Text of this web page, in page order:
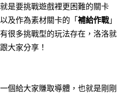
是要挑戰遊戲裡更困難的關卡
及作為素材關卡的「 補給作戰」
很多挑戰型的玩法存在， 洛洛就
大家分享！
個給大家賺取導體，也就是剛剛